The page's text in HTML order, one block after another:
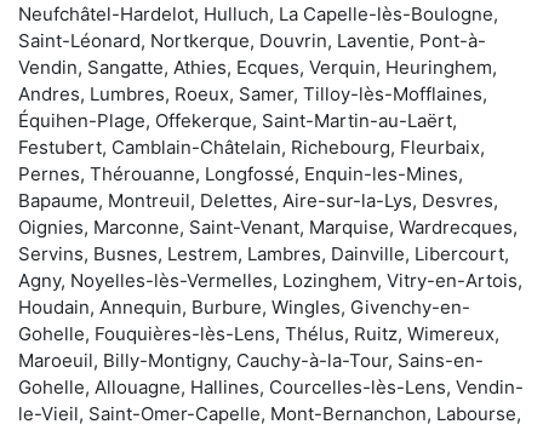
Neufchâtel-Hardelot, Hulluch, La Capelle-lès-Boulogne,
Saint-Léonard, Nortkerque, Douvrin, Laventie, Pont-à-
Vendin, Sangatte, Athies, Ecques, Verquin, Heuringhem,
Andres, Lumbres, Roeux, Samer, Tilloy-lès-Mofflaines,
Équihen-Plage, Offekerque, Saint-Martin-au-Laërt,
Festubert, Camblain-Châtelain, Richebourg, Fleurbaix,
Pernes, Thérouanne, Longfossé, Enquin-les-Mines,
Bapaume, Montreuil, Delettes, Aire-sur-la-Lys, Desvres,
Oignies, Marconne, Saint-Venant, Marquise, Wardrecques,
Servins, Busnes, Lestrem, Lambres, Dainville, Libercourt,
Agny, Noyelles-lès-Vermelles, Lozinghem, Vitry-en-Artois,
Houdain, Annequin, Burbure, Wingles, Givenchy-en-
Gohelle, Fouquières-lès-Lens, Thélus, Ruitz, Wimereux,
Maroeuil, Billy-Montigny, Cauchy-à-la-Tour, Sains-en-
Gohelle, Allouagne, Hallines, Courcelles-lès-Lens, Vendin-
le-Vieil, Saint-Omer-Capelle, Mont-Bernanchon, Labourse,